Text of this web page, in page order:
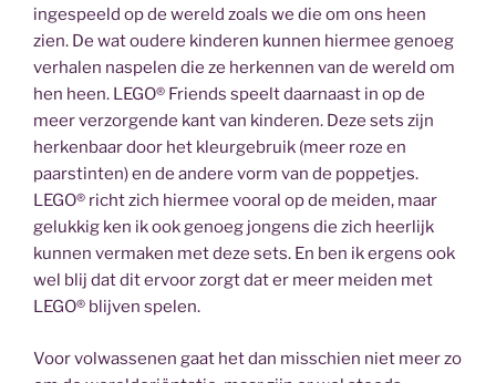
ingespeeld op de wereld zoals we die om ons heen
zien. De wat oudere kinderen kunnen hiermee genoeg
verhalen naspelen die ze herkennen van de wereld om
hen heen. LEGO® Friends speelt daarnaast in op de
meer verzorgende kant van kinderen. Deze sets zijn
herkenbaar door het kleurgebruik (meer roze en
paarstinten) en de andere vorm van de poppetjes.
LEGO® richt zich hiermee vooral op de meiden, maar
gelukkig ken ik ook genoeg jongens die zich heerlijk
kunnen vermaken met deze sets. En ben ik ergens ook
wel blij dat dit ervoor zorgt dat er meer meiden met
LEGO® blijven spelen.
Voor volwassenen gaat het dan misschien niet meer zo